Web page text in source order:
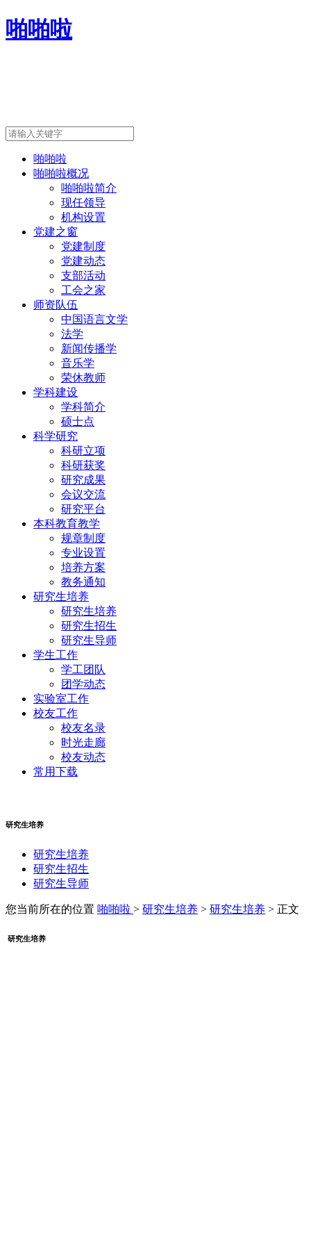
啪啪啦
啪啪啦
啪啪啦概况
啪啪啦简介
现任领导
机构设置
党建之窗
党建制度
党建动态
支部活动
工会之家
师资队伍
中国语言文学
法学
新闻传播学
音乐学
荣休教师
学科建设
学科简介
硕士点
科学研究
科研立项
科研获奖
研究成果
会议交流
研究平台
本科教育教学
规章制度
专业设置
培养方案
教务通知
研究生培养
研究生培养
研究生招生
研究生导师
学生工作
学工团队
团学动态
实验室工作
校友工作
校友名录
时光走廊
校友动态
常用下载
研究生培养
研究生培养
研究生招生
研究生导师
您当前所在的位置 啪啪啦 > 研究生培养 > 研究生培养 > 正文
研究生培养